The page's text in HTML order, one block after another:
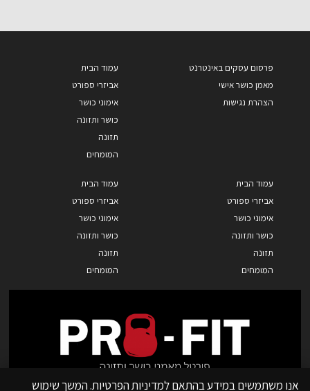
פרסום עסקים באינטרנט
מאמן כושר אישי
הצהרת נגישות
עמוד הבית
אביזרי ספורט
אימוני כושר
כושר ותזונה
תזונה
המומחים
עמוד הבית
אביזרי ספורט
אימוני כושר
כושר ותזונה
תזונה
המומחים
עמוד הבית
אביזרי ספורט
אימוני כושר
כושר ותזונה
תזונה
המומחים
אנו משתמשים במידע בהתאם למדיניות הפרטיות. המשך שימוש